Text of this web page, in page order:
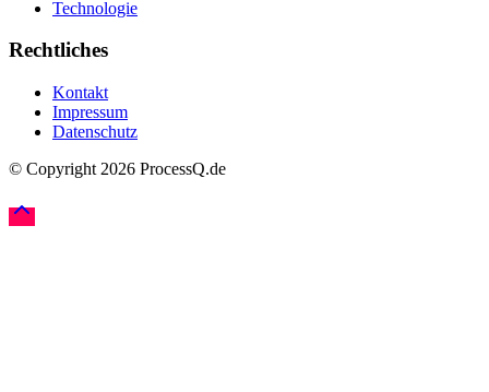
Technologie
Rechtliches
Kontakt
Impressum
Datenschutz
© Copyright 2026 ProcessQ.de